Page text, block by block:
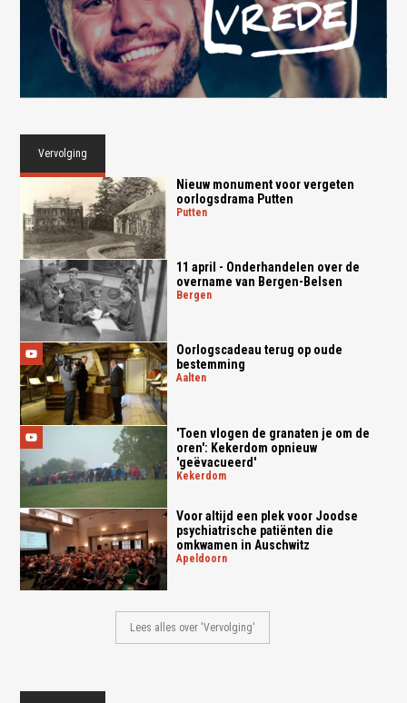
Vervolging
Nieuw monument voor vergeten
oorlogsdrama Putten
putten
11 april - Onderhandelen over de
overname van Bergen-Belsen
bergen
Oorlogscadeau terug op oude
bestemming
aalten
'Toen vlogen de granaten je om de
oren': Kekerdom opnieuw
'geëvacueerd'
kekerdom
Voor altijd een plek voor Joodse
psychiatrische patiënten die
omkwamen in Auschwitz
apeldoorn
Lees alles over 'Vervolging'